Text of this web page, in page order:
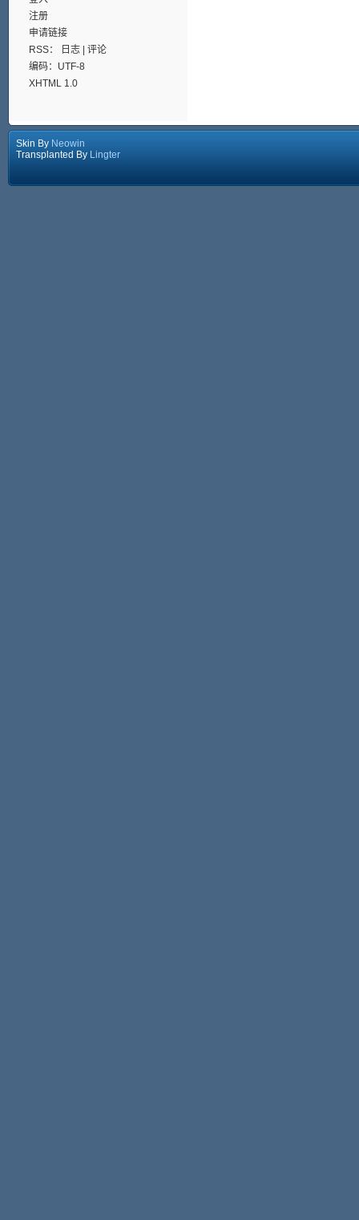
注册
申请链接
RSS：
日志| 评论
编码：UTF-8
XHTML 1.0
Skin By Neowin
Transplanted By Lingter